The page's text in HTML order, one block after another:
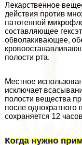
Лекарственное
действия против
патогенной
составляющее
обволакивающее,
полости рта.
Местное
исключает
полости вещества
после
сохраняется 12
Когда нужно